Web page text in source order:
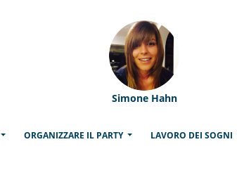
Simone Hahn
(CURRENT)ORGANIZZARE IL PARTY LAVORO DEI SOGNI